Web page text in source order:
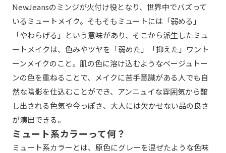
NewJeansのミンジが火付け役となり、世界中でバズって
いるミュートメイク。そもそもミュートには「弱める」
「やわらげる」という意味があり、そこから派生したミュ
ートメイクは、色みやツヤを「弱めた」「抑えた」ワント
ーンメイクのこと。肌の色に溶け込むようなベージュトー
ンの色を重ねることで、メイクに苦手意識がある人でも自
然な陰影を仕込むことができ、アンニュイな雰囲気から醸
し出される色気や今っぽさ、大人には欠かせない品の良さ
が演出できる。
ミュート系カラーって何？
ミュート系カラーとは、原色にグレーを混ぜたような色味